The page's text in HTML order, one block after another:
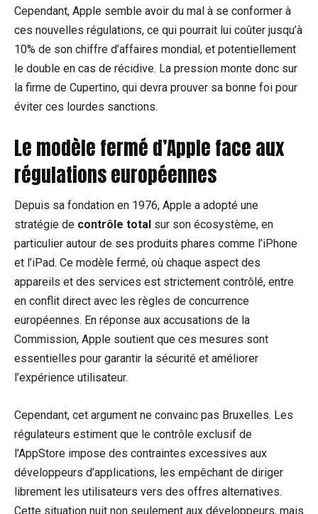
Cependant, Apple semble avoir du mal à se conformer à
ces nouvelles régulations, ce qui pourrait lui coûter jusqu’à
10% de son chiffre d’affaires mondial, et potentiellement
le double en cas de récidive. La pression monte donc sur
la firme de Cupertino, qui devra prouver sa bonne foi pour
éviter ces lourdes sanctions.
Le modèle fermé d’Apple face aux
régulations européennes
Depuis sa fondation en 1976, Apple a adopté une
stratégie de contrôle total sur son écosystème, en
particulier autour de ses produits phares comme l’iPhone
et l’iPad. Ce modèle fermé, où chaque aspect des
appareils et des services est strictement contrôlé, entre
en conflit direct avec les règles de concurrence
européennes. En réponse aux accusations de la
Commission, Apple soutient que ces mesures sont
essentielles pour garantir la sécurité et améliorer
l’expérience utilisateur.
Cependant, cet argument ne convainc pas Bruxelles. Les
régulateurs estiment que le contrôle exclusif de
l’AppStore impose des contraintes excessives aux
développeurs d’applications, les empêchant de diriger
librement les utilisateurs vers des offres alternatives.
Cette situation nuit non seulement aux développeurs, mais